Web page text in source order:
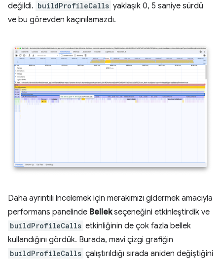
değildi. buildProfileCalls yaklaşık 0, 5 saniye sürdü
ve bu görevden kaçınılamazdı.
Daha ayrıntılı incelemek için merakımızı gidermek amacıyla
performans panelinde Bellekseçeneğini etkinleştirdik ve
buildProfileCalls etkinliğinin de çok fazla bellek
kullandığını gördük. Burada, mavi çizgi grafiğin
buildProfileCalls çalıştırıldığı sırada aniden değiştiğini